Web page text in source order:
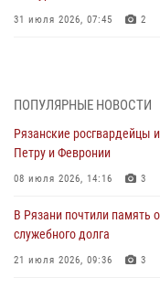
31 июля 2026, 07:45 2
29 июля 2026, 15:49 1
Рязанским
28 июля 2026, 09:22
гражданства Российской
законодательства
27 июля 2026, 15:26
ПОПУЛЯРНЫЕ НОВОСТИ
Рязанские росгвардейцы
Петру и Февронии
08 июля 2026, 14:16 3
В Рязани почтили память
служебного долга
21 июля 2026, 09:36 3